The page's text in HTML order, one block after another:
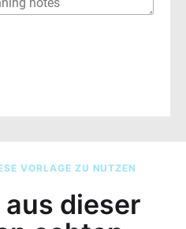
VORLAGE ZU NUTZEN
dieser